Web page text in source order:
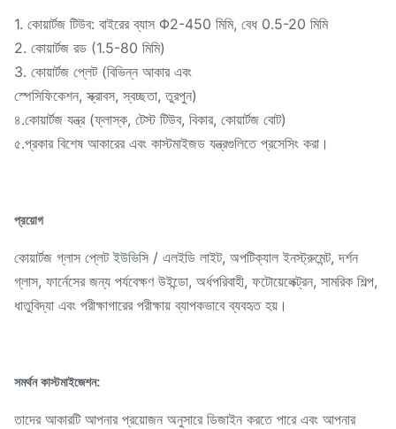
1. কোয়ার্টজ টিউব: বাইরের ব্যাস Φ2-450 মিমি, বেধ 0.5-20 মিমি
2. কোয়ার্টজ রড (1.5-80 মিমি)
3. কোয়ার্টজ প্লেট (বিভিন্ন আকার এবং
স্পেসিফিকেশন, স্ক্রাবস, স্বচ্ছতা, তুরপুন)
৪.কোয়ার্টজ যন্ত্র (ফ্লাস্ক, টেস্ট টিউব, বিকার, কোয়ার্টজ বোট)
৫.প্রকার বিশেষ আকারের এবং কাস্টমাইজড যন্ত্রগুলিতে প্রসেসিং করা।
প্রয়োগ
কোয়ার্টজ গ্লাস প্লেট ইউভিসি / এলইডি লাইট, অপটিক্যাল ইনস্ট্রুমেন্ট, দর্শন
গ্লাস, ফার্নেসের জন্য পর্যবেক্ষণ উইন্ডো, অর্ধপরিবাহী, ফটোয়েলেক্ট্রন, সামরিক শিল্প,
ধাতুবিদ্যা এবং পরীক্ষাগারের পরীক্ষায় ব্যাপকভাবে ব্যবহৃত হয়।
সমর্থন কাস্টমাইজেশন:
তাদের আকারটি আপনার প্রয়োজন অনুসারে ডিজাইন করতে পারে এবং আপনার